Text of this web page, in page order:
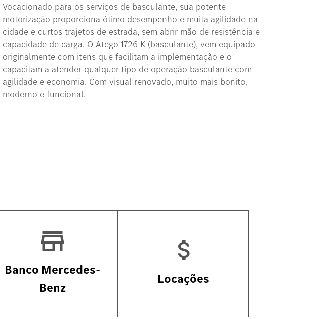
Vocacionado para os serviços de basculante, sua potente
motorização proporciona ótimo desempenho e muita agilidade na
cidade e curtos trajetos de estrada, sem abrir mão de resistência e
capacidade de carga. O Atego 1726 K (basculante), vem equipado
originalmente com itens que facilitam a implementação e o
capacitam a atender qualquer tipo de operação basculante com
agilidade e economia. Com visual renovado, muito mais bonito,
moderno e funcional.
Banco Mercedes-
Benz
Locações